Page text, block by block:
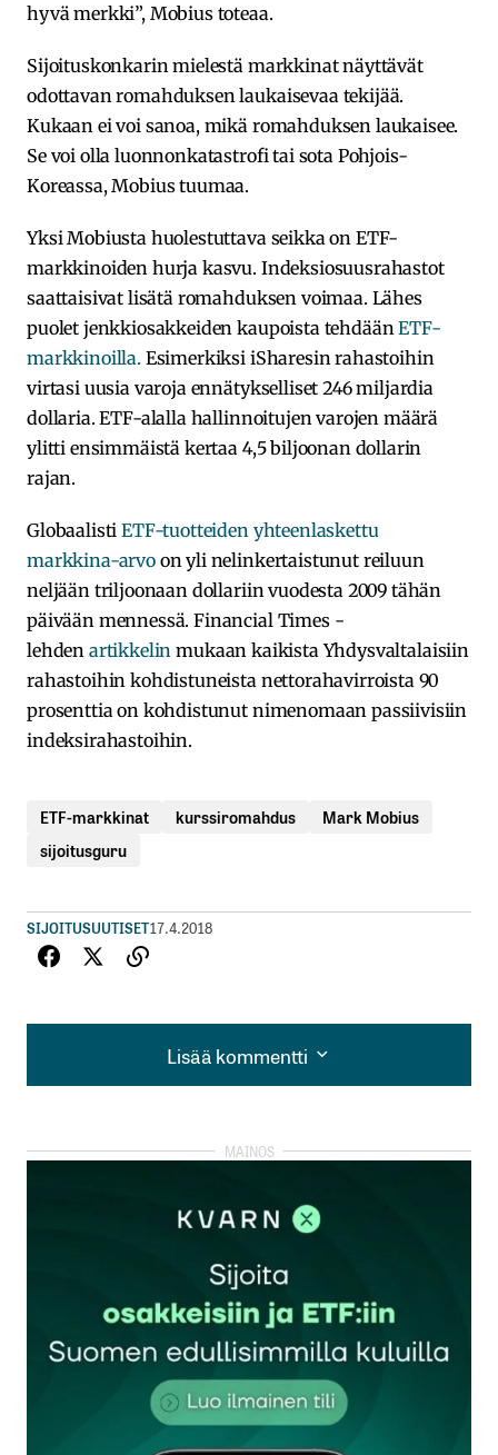
hyvä merkki”, Mobius toteaa.
Sijoituskonkarin mielestä markkinat näyttävät
odottavan romahduksen laukaisevaa tekijää.
Kukaan ei voi sanoa, mikä romahduksen laukaisee.
Se voi olla luonnonkatastrofi tai sota Pohjois-
Koreassa, Mobius tuumaa.
Yksi Mobiusta huolestuttava seikka on ETF-
markkinoiden hurja kasvu. Indeksiosuusrahastot
saattaisivat lisätä romahduksen voimaa. Lähes
puolet jenkkiosakkeiden kaupoista tehdäänETF-
markkinoilla. Esimerkiksi iSharesin rahastoihin
virtasi uusia varoja ennätykselliset 246 miljardia
dollaria. ETF-alalla hallinnoitujen varojen määrä
ylitti ensimmäistä kertaa 4,5 biljoonan dollarin
rajan.
GlobaalistiETF-tuotteiden yhteenlaskettu
markkina-arvoon yli nelinkertaistunut reiluun
neljään triljoonaan dollariin vuodesta 2009 tähän
päivään mennessä. Financial Times -
lehden artikkelinmukaan kaikista Yhdysvaltalaisiin
rahastoihin kohdistuneista nettorahavirroista 90
prosenttia on kohdistunut nimenomaan passiivisiin
indeksirahastoihin.
ETF-markkinat kurssiromahdus
Mark Mobius
sijoitusguru
SIJOITUSUUTISET17.4.2018
Lisää kommentti
Lisää kommentti
kirjautua
rekisteröityä
Sähköpostiosoitettasi ei julkaista.Pakolliset
kentät on merkitty*